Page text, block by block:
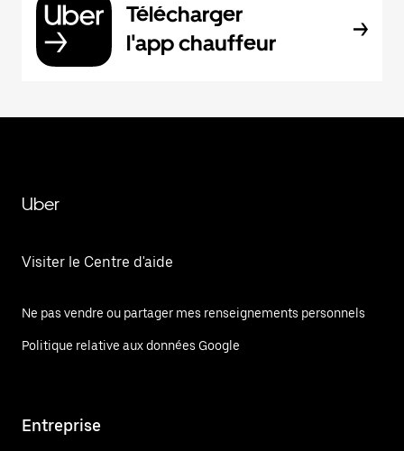
Télécharger
l'app chauffeur
Uber
Visiter le Centre d'aide
Ne pas vendre ou partager mes renseignements personnels
Politique relative aux données Google
Entreprise